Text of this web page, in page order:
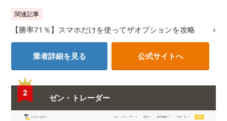
関連記事
【勝率71％】スマホだけを使ってザオプションを攻略
業者詳細を見る 公式サイトへ
ゼン・トレーダー